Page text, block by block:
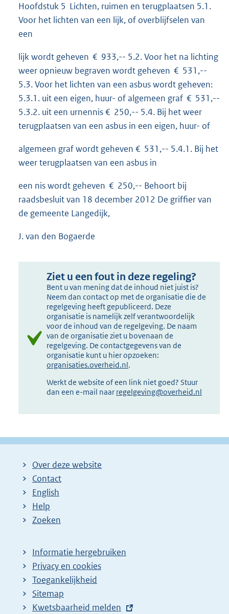
Hoofdstuk 5 Lichten, ruimen en terugplaatsen 5.1.
Voor het lichten van een lijk, of overblijfselen van
een
lijk wordt geheven € 933,-- 5.2. Voor het na lichting
weer opnieuw begraven wordt geheven € 531,--
5.3. Voor het lichten van een asbus wordt geheven:
5.3.1. uit een eigen, huur- of algemeen graf € 531,--
5.3.2. uit een urnennis € 250,-- 5.4. Bij het weer
terugplaatsen van een asbus in een eigen, huur- of
algemeen graf wordt geheven € 531,-- 5.4.1. Bij het
weer terugplaatsen van een asbus in
een nis wordt geheven € 250,-- Behoort bij
raadsbesluit van 18 december 2012 De griffier van
de gemeente Langedijk,
J. van den Bogaerde
Ziet u een fout in deze regeling?
Bent u van mening dat de inhoud niet juist is?
Neem dan contact op met de organisatie die de
regelgeving heeft gepubliceerd. Deze
organisatie is namelijk zelf verantwoordelijk
voor de inhoud van de regelgeving. De naam
van de organisatie ziet u bovenaan de
regelgeving. De contactgegevens van de
organisatie kunt u hier opzoeken:
organisaties.overheid.nl.
Werkt de website of een link niet goed? Stuur
dan een e-mail naar regelgeving@overheid.nl
Over deze website
Contact
English
Help
Zoeken
Informatie hergebruiken
Privacy en cookies
Toegankelijkheid
Sitemap
E
Kwetsbaarheid melden